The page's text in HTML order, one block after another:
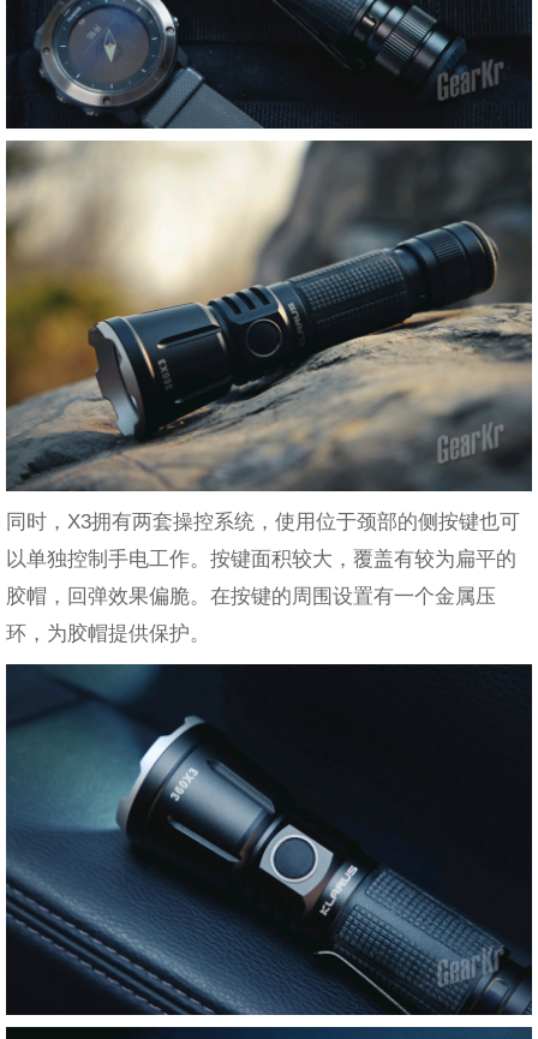
同时，X3拥有两套操控系统，使用位于颈部的侧按键也可
以单独控制手电工作。按键面积较大，覆盖有较为扁平的
胶帽，回弹效果偏脆。在按键的周围设置有一个金属压
环，为胶帽提供保护。